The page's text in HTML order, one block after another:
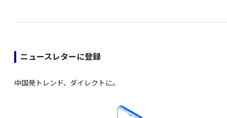
ニュースレターに登録
中国発トレンド、ダイレクトに。